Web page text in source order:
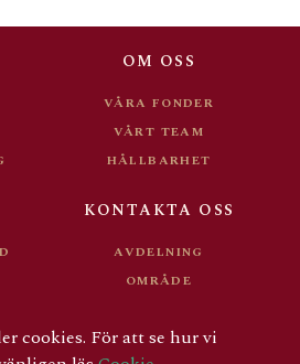
OM OSS
VÅRA FONDER
VÅRT TEAM
HÅLLBARHET
KONTAKTA OSS
AVDELNING
OMRÅDE
cookies. För att se hur vi